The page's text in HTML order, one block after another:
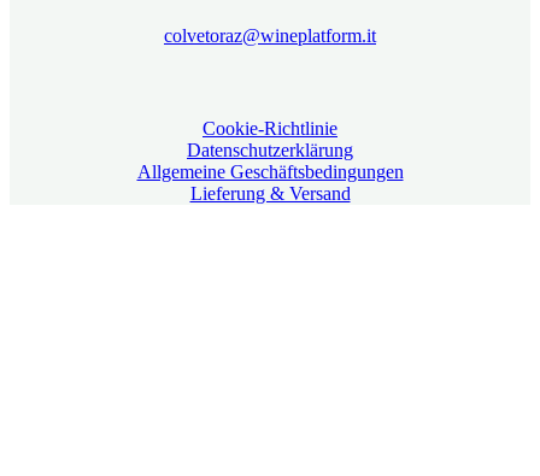
colvetoraz@wineplatform.it
Cookie-Richtlinie
Datenschutzerklärung
Allgemeine Geschäftsbedingungen
Lieferung & Versand